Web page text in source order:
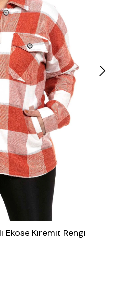
Ekose Kiremit Rengi